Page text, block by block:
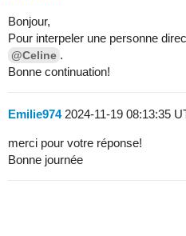
Bonjour,
Pour interpeler une personne
@Celine .
Bonne continuation!
Emilie974 2024-11-19 08:13:35
merci pour votre réponse!
Bonne journée